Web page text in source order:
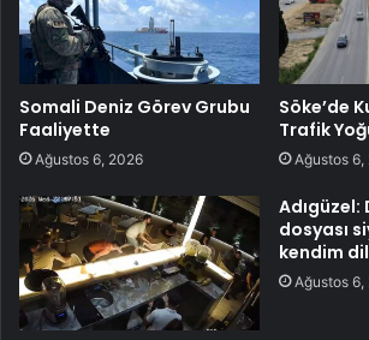
Somali Deniz Görev Grubu
Faaliyette
Ağustos 6, 2026
Söke’de
Trafik
Ağustos 6,
Adıgüzel:
dosyası
kendim
Ağustos 6,